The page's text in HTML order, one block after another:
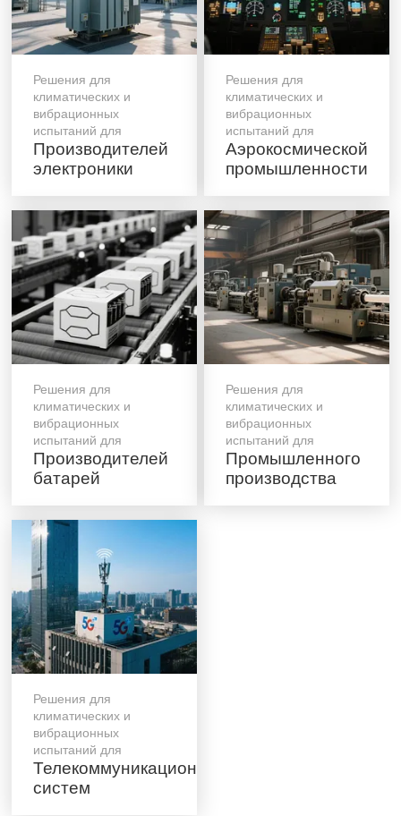
Решения для
климатических и
вибрационных
испытаний для
Производителей
электроники
Решения для
климатических и
вибрационных
испытаний для
Аэрокосмической
промышленности
Решения для
климатических и
вибрационных
испытаний для
Производителей
батарей
Решения для
климатических и
вибрационных
испытаний для
Промышленного
производства
Решения для
климатических и
вибрационных
испытаний для
Телекоммуникационных
систем